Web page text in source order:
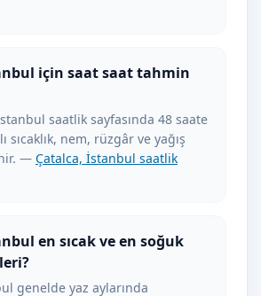
için saat saat tahmin
saatlik sayfasında 48 saate
sıcaklık, nem, rüzgâr ve yağış
— Çatalca, İstanbul saatlik
en sıcak ve en soğuk
genelde yaz aylarında